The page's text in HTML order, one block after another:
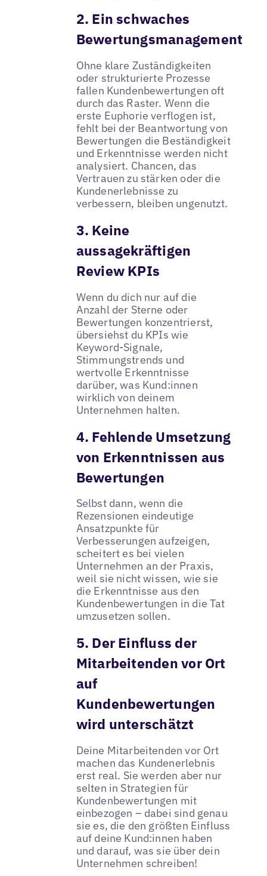
2. Ein schwaches
Bewertungsmanagement
Ohne klare Zuständigkeiten
oder strukturierte Prozesse
fallen Kundenbewertungen oft
durch das Raster. Wenn die
erste Euphorie verflogen ist,
fehlt bei der Beantwortung von
Bewertungen die Beständigkeit
und Erkenntnisse werden nicht
analysiert. Chancen, das
Vertrauen zu stärken oder die
Kundenerlebnisse zu
verbessern, bleiben ungenutzt.
3. Keine
aussagekräftigen
Review KPIs
Wenn du dich nur auf die
Anzahl der Sterne oder
Bewertungen konzentrierst,
übersiehst du KPIs wie
Keyword-Signale,
Stimmungstrends und
wertvolle Erkenntnisse
darüber, was Kund:innen
wirklich von deinem
Unternehmen halten.
4. Fehlende Umsetzung
von Erkenntnissen aus
Bewertungen
Selbst dann, wenn die
Rezensionen eindeutige
Ansatzpunkte für
Verbesserungen aufzeigen,
scheitert es bei vielen
Unternehmen an der Praxis,
weil sie nicht wissen, wie sie
die Erkenntnisse aus den
Kundenbewertungen in die Tat
umzusetzen sollen.
5. Der Einfluss der
Mitarbeitenden vor Ort
auf
Kundenbewertungen
wird unterschätzt
Deine Mitarbeitenden vor Ort
machen das Kundenerlebnis
erst real. Sie werden aber nur
selten in Strategien für
Kundenbewertungen mit
einbezogen – dabei sind genau
sie es, die den größten Einfluss
auf deine Kund:innen haben
und darauf, was sie über dein
Unternehmen schreiben!